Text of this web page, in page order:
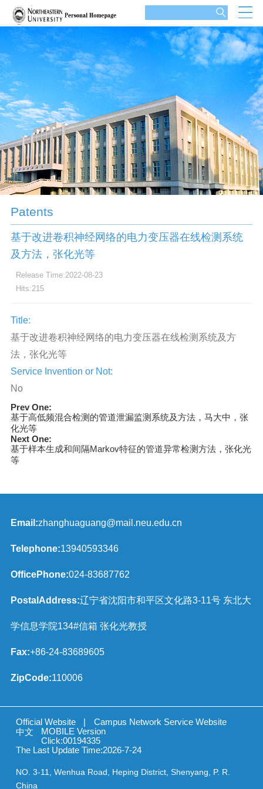
Patents
基于改进卷积神经网络的电力变压器在线检测系统
及方法，张化光等
Release Time:2022-08-23
Hits:215
Title:
基于改进卷积神经网络的电力变压器在线检测系统及方
法，张化光等
Service Invention or Not:
No
Prev One:
基于高低频混合检测的管道泄漏监测系统及方法，马大中，张
化光等
Next One:
基于样本生成和间隔Markov特征的管道异常检测方法，张化光
等
Email:zhanghuaguang@mail.neu.edu.cn
Telephone:13940593346
OfficePhone:024-83687762
PostalAddress:辽宁省沈阳市和平区文化路3-11号 东北大
学信息学院134#信箱 张化光教授
Fax:+86-24-83689605
ZipCode:110006
Official Website
Campus Network Service Website
中文
MOBILE Version
Click:00194335
The Last Update Time:2026-7-24
NO. 3-11, Wenhua Road, Heping District, Shenyang, P. R.
China